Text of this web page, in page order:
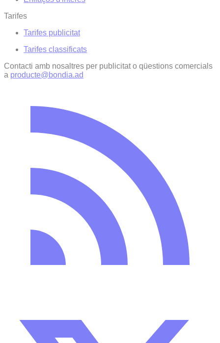
Tarifes
Tarifes publicitat
Tarifes classificats
Contacti amb nosaltres per publicitat o qüestions comercials
a producte@bondia.ad